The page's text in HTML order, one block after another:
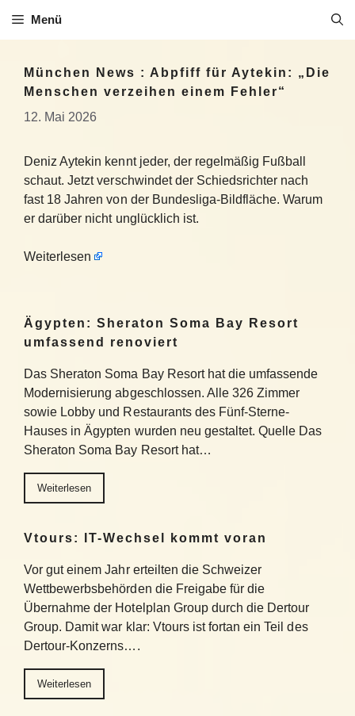
Inhalt
Menü
München News : Abpfiff für Aytekin: „Die
Menschen verzeihen einem Fehler“
12. Mai 2026
Deniz Aytekin kennt jeder, der regelmäßig Fußball
schaut. Jetzt verschwindet der Schiedsrichter nach
fast 18 Jahren von der Bundesliga-Bildfläche. Warum
er darüber nicht unglücklich ist.
Weiterlesen
Ägypten: Sheraton Soma Bay Resort
umfassend renoviert
Das Sheraton Soma Bay Resort hat die umfassende
Modernisierung abgeschlossen. Alle 326 Zimmer
sowie Lobby und Restaurants des Fünf-Sterne-
Hauses in Ägypten wurden neu gestaltet. Quelle Das
Sheraton Soma Bay Resort hat…
Weiterlesen
Vtours: IT-Wechsel kommt voran
Vor gut einem Jahr erteilten die Schweizer
Wettbewerbsbehörden die Freigabe für die
Übernahme der Hotelplan Group durch die Dertour
Group. Damit war klar: Vtours ist fortan ein Teil des
Dertour-Konzerns….
Weiterlesen